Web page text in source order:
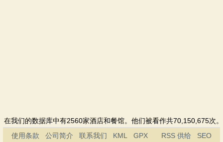
在我们的数据库中有2560家酒店和餐馆。他们被看作共70,150,675次。
使用条款
公司简介 联系我们 KML GPX RSS 供给 SEO